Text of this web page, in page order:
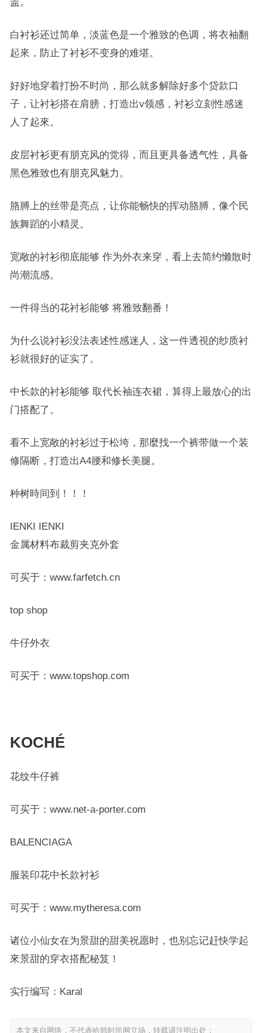
白衬衫还过简单，淡蓝色是一个雅致的色调，将衣袖翻
起來，防止了衬衫不变身的难堪。
好好地穿着打扮不时尚，那么就多解除好多个贷款口
子，让衬衫搭在肩膀，打造出v领感，衬衫立刻性感迷
人了起來。
皮层衬衫更有朋克风的觉得，而且更具备透气性，具备
黑色雅致也有朋克风魅力。
胳膊上的丝带是亮点，让你能畅快的挥动胳膊，像个民
族舞蹈的小精灵。
宽敞的衬衫彻底能够 作为外衣来穿，看上去简约懒散时
尚潮流感。
一件得当的花衬衫能够 将雅致翻番！
为什么说衬衫没法表述性感迷人，这一件透視的纱质衬
衫就很好的证实了。
中长款的衬衫能够 取代长袖连衣裙，算得上最放心的出
门搭配了。
看不上宽敞的衬衫过于松垮，那麼找一个裤带做一个装
修隔断，打造出A4腰和修长美腿。
种树時间到！！！
IENKI IENKI
金属材料布裁剪夹克外套
可买于：www.farfetch.cn
‍top shop
牛仔外衣
可买于：www.topshop.com
KOCHÉ
花纹牛仔裤
可买于：www.net-a-porter.com
BALENCIAGA
服装印花中长款衬衫
可买于：www.mytheresa.com
诸位小仙女在为景甜的甜美祝愿时，也别忘记赶快学起
來景甜的穿衣搭配秘笈！
实行编写：Karal
本文来自网络，不代表哈韩时尚网立场，转载请注明出处：